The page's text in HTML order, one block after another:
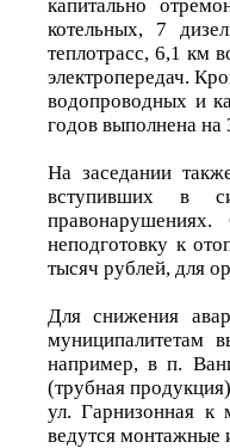
капитально
котельных, 7
теплотрасс, 6,1 км
электропередач.
водопроводных и
годов выполнена
На заседании
вступивших в
неподготовку к
тысяч рублей, для
Для снижения
муниципалитетам
например, в п.
(трубная
ул. Гарнизонная к
ведутся монтажные